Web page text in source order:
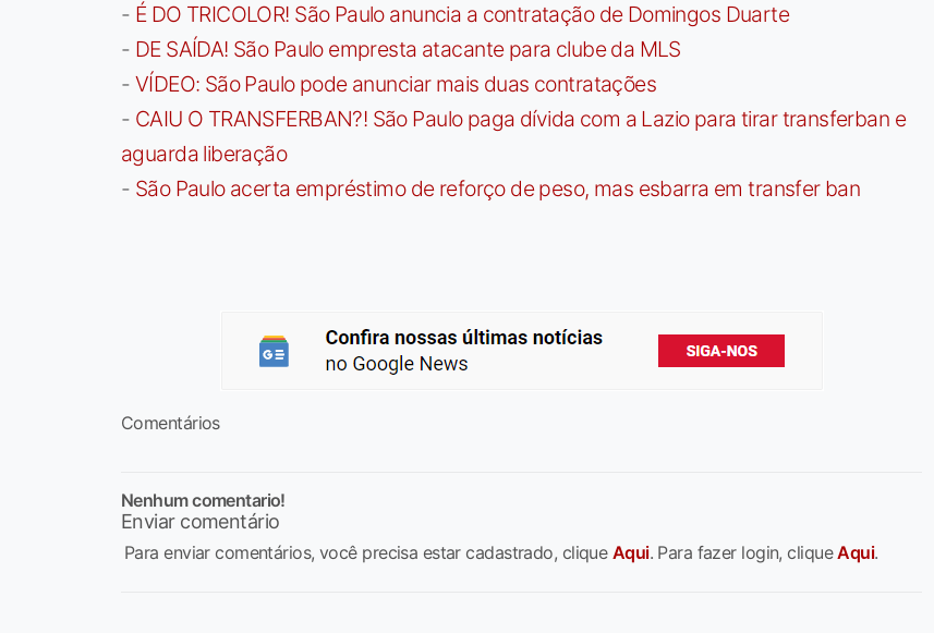
- É DO TRICOLOR! São Paulo anuncia a contratação de Domingos Duarte
- DE SAÍDA! São Paulo empresta atacante para clube da MLS
- VÍDEO: São Paulo pode anunciar mais duas contratações
- CAIU O TRANSFERBAN?! São Paulo paga dívida com a Lazio para tirar transferban e
aguarda liberação
- São Paulo acerta empréstimo de reforço de peso, mas esbarra em transfer ban
Comentários
Nenhum comentario!
Enviar comentário
Para enviar comentários, você precisa estar cadastrado, clique Aqui. Para fazer login, cliqueAqui.